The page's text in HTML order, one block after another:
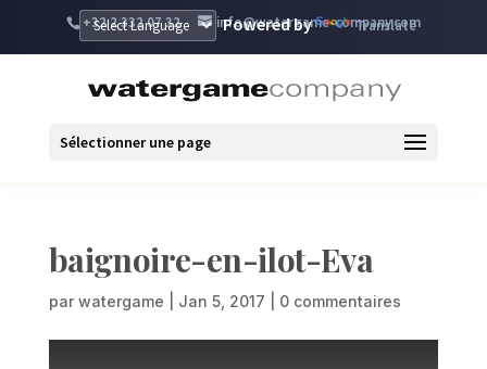
+32 2 332 07 32 info@watergame-company.com
Powered by Translate
Sélectionner une page
baignoire-en-ilot-Eva
par watergame Jan 5, 2017 0 commentaires